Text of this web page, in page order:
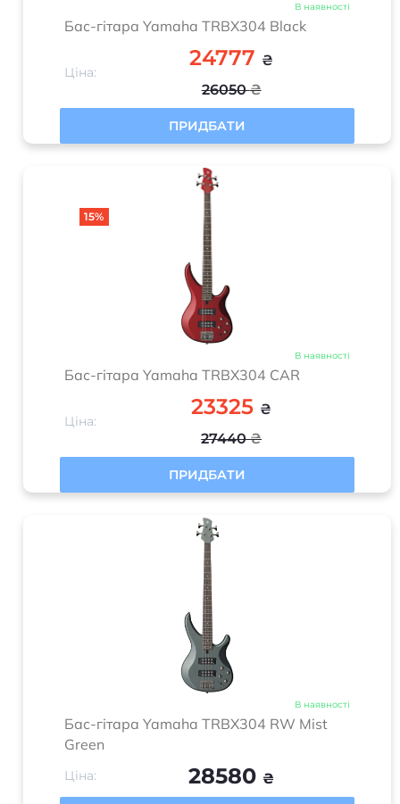
В наявності
Бас-гітара Yamaha TRBX304 Black
Ціна:
26050₴
24777 ₴
ПРИДБАТИ
15%
В наявності
Бас-гітара Yamaha TRBX304 CAR
Ціна:
27440₴
23325 ₴
ПРИДБАТИ
В наявності
Бас-гітара Yamaha TRBX304 RW Mist
Green
Ціна: 28580 ₴